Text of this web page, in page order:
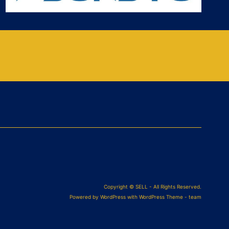
Copyright © SELL - All Rights Reserved.
Powered byWordPress with WordPress Theme - team